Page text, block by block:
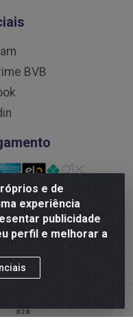
e de
experiência
publicidade
perfil e melhorar a
BVB
Nilton Lins, 781 -
030 - CNPJ:
32